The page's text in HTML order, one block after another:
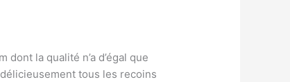
la qualité n’a d’égal que
tous les recoins